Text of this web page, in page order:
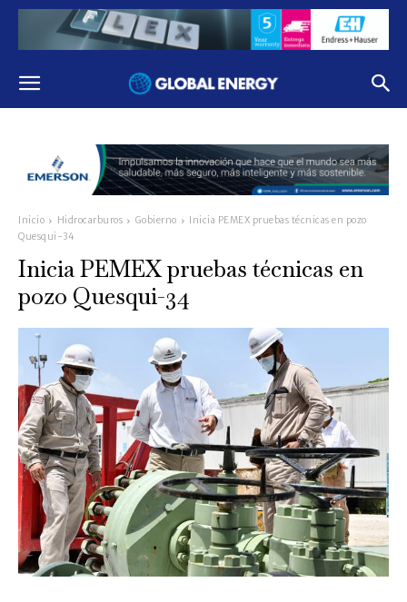
Inicio Hidrocarburos Gobierno
Inicia PEMEX pruebas técnicas en pozo
Quesqui-34
Inicia PEMEX pruebas técnicas en
pozo Quesqui-34